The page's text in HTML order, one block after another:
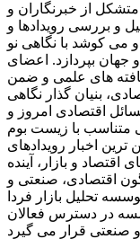
از خبرنگاران و
و بررسی رویدادها و
می کوشد با نگاهی نو
و جهان بپردازد. اعضای
های علمی و ضمن
بنیان گذار نگاهی
اقتصادی امروز و
متناسب با زیست بوم
ترین اخبار رویدادهای
و بازار، آینده
اقتصادی، صنعتی و
تحلیل بازار فردا
در دسترس فعالان